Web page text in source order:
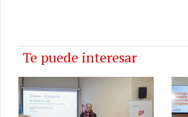
Te puede interesar